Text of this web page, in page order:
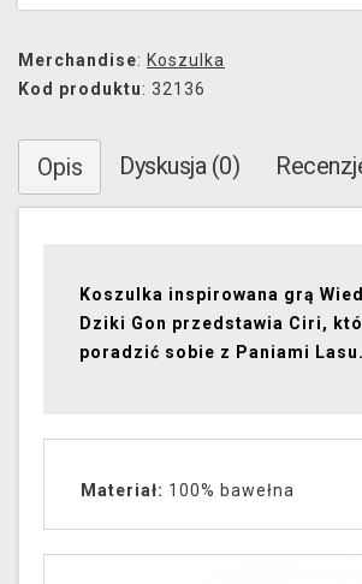
Merchandise: Koszulka
Kod produktu: 32136
Opis Dyskusja (0)
Koszulka inspirowana grą
Dziki Gon przedstawia Ciri,
poradzić sobie z Paniami Lasu.
Materiał: 100% bawełna